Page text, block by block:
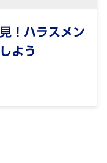
！ハラスメン
よう